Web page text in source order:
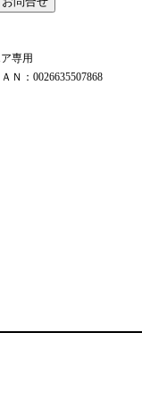
専用
Ｎ：0026635507868